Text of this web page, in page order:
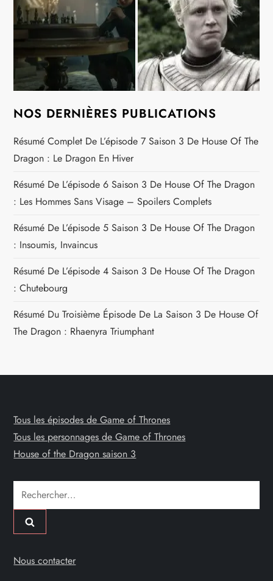
NOS DERNIÈRES PUBLICATIONS
Résumé Complet De L’épisode 7 Saison 3 De House Of The
Dragon : Le Dragon En Hiver
Résumé De L’épisode 6 Saison 3 De House Of The Dragon
: Les Hommes Sans Visage – Spoilers Complets
Résumé De L’épisode 5 Saison 3 De House Of The Dragon
: Insoumis, Invaincus
Résumé De L’épisode 4 Saison 3 De House Of The Dragon
: Chutebourg
Résumé Du Troisième Épisode De La Saison 3 De House Of
The Dragon : Rhaenyra Triumphant
Tous les épisodes de Game of Thrones
Tous les personnages de Game of Thrones
House of the Dragon saison 3
Rechercher :
Nous contacter